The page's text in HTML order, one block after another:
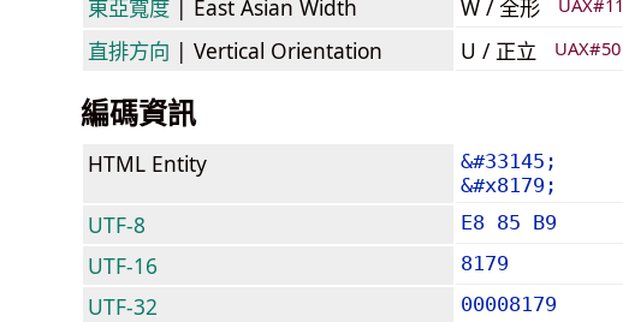
東亞寬度 | East Asian Width W / 全形
直排方向 | Vertical Orientation U / 正立 UAX#50
編碼資訊
HTML Entity
&#33145;
&#x8179;
UTF-8 E8 85 B9
UTF-16 8179
UTF-32 00008179